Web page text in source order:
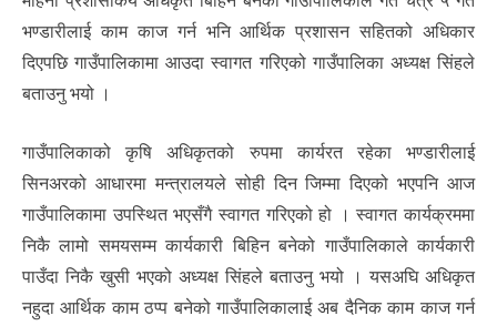
भण्डारीलाई काम काज गर्न भनि आर्थिक प्रशासन सहितको अधिकार
दिएपछि गाउँपालिकामा आउदा स्वागत गरिएको गाउँपालिका अध्यक्ष सिंहले
बताउनु भयो ।
गाउँपालिकाको कृषि अधिकृतको रुपमा कार्यरत रहेका भण्डारीलाई
सिनअरको आधारमा मन्त्रालयले सोही दिन जिम्मा दिएको भएपनि आज
गाउँपालिकामा उपस्थित भएसँगै स्वागत गरिएको हो । स्वागत कार्यक्रममा
निकै लामो समयसम्म कार्यकारी बिहिन बनेको गाउँपालिकाले कार्यकारी
पाउँदा निकै खुसी भएको अध्यक्ष सिंहले बताउनु भयो । यसअघि अधिकृत
नहुदा आर्थिक काम ठप्प बनेको गाउँपालिकालाई अब दैनिक काम काज गर्न